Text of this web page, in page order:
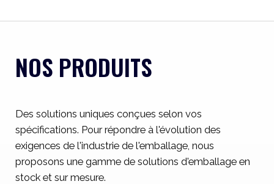
NOS PRODUITS
Des solutions uniques conçues selon vos
spécifications. Pour répondre à l'évolution des
exigences de l'industrie de l'emballage, nous
proposons une gamme de solutions d'emballage en
stock et sur mesure.